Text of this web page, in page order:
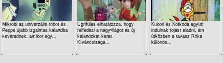
Mikrobi az univerzális robot és
Peppe újabb izgalmas kalandba
keverednek, amikor egy...
Ugrifüles elhatározza, hogy
felfedezi a nagyvilágot és új
kalandokat keres.
Kíváncsisága...
Kukori és Kotkoda együtt
indulnak tojást eladni, ám
útközben a ravasz Róka
különös...